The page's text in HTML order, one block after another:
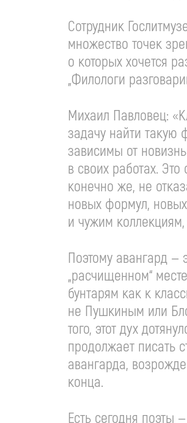
Сотрудник
множество точек
о которых хочется
„Филологи
Михаил Павловец:
задачу найти такую
зависимы от
в своих работах.
конечно же, не
новых формул,
и чужим
Поэтому авангард —
„расчищенном“
бунтарям как к
не Пушкиным или
того, этот дух
продолжает писать
авангарда,
конца.
Есть сегодня поэты